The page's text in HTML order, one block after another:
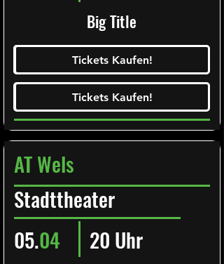
Big Title
Tickets Kaufen!
Ticketalarm abonieren!
Tickets Kaufen!
Tickets Kaufen!
Tickets Kaufen!
AT Wels
Stadttheater
05.04 20 Uhr